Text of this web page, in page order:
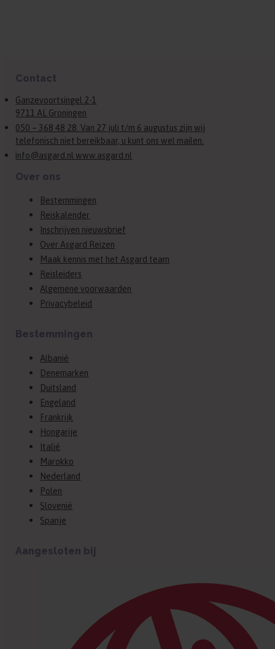
Contact
Ganzevoortsingel 2-1
9711 AL Groningen
050 – 368 48 28. Van 27 juli t/m 6 augustus zijn wij
telefonisch niet bereikbaar, u kunt ons wel mailen.
info@asgard.nl www.asgard.nl
Over ons
Bestemmingen
Reiskalender
Inschrijven nieuwsbrief
Over Asgard Reizen
Maak kennis met het Asgard team
Reisleiders
Algemene voorwaarden
Privacybeleid
Bestemmingen
Albanië
Denemarken
Duitsland
Engeland
Frankrijk
Hongarije
Italië
Marokko
Nederland
Polen
Slovenië
Spanje
Aangesloten bij